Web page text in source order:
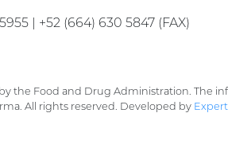
| +52 (664) 630 5847 (FAX)
the Food and Drug Administration. The
All rights reserved. Developed by